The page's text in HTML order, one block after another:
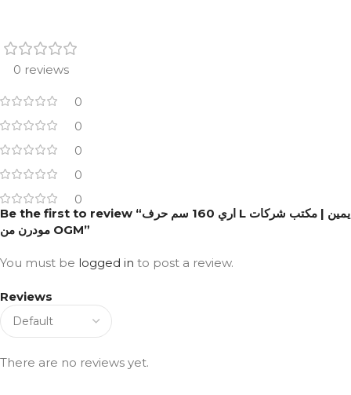
0 reviews
0
0
0
0
0
Reviews
There are no reviews yet.
Be the first to review “اري 160 سم حرف L يمين | مكتب شركات
مودرن من OGM”
You must be logged in to post a review.